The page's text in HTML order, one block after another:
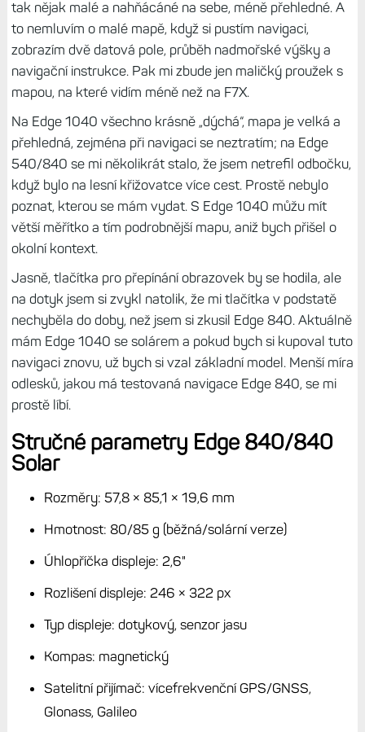
Účinnost byla 98 %, čili většinu času na navigaci svítilo
slunce. A díky tomu byla spotřeba navigace jen jedno
procento na hodinu jízdy, což je parádní. Ale je to fakt
výjimka, alespoň v mém případě.
Čtěte dále:Test výdrže Edge 1040: Dlouhá, opravdu
dlouhá. A se solárním nabíjením ještě lepší
Kombinace ovládání je fajn
Pokud bych se rozhodoval mezi Edge 540 a Edge 840,
beru jednoznačně model s dotykovým ovládáním, protože
tato možnost zcela vyváží vyšší cenu. A určitě bych bral
model bez solárního nabíjení, protože to využiju tak akorát
na letní dovolené, ale v průběhu roku je mi solár celkem k
ničemu. A když zvážím, že zhorší vlastnosti displeje, o
čemž jsem se mohl přesvědčit už mnohokrát, tak je volba
jasná. Navíc ušetřím pár tisíc.
Ale faktem je, že daleko raději jezdím s Edge 1040,
protože ten velký displej je k nezaplacení. S Edge 540 a
840 mi bylo hodně těsno, data a grafika jsou menší, vše je
tak nějak malé a nahňácáné na sebe, méně přehledné. A
to nemluvím o malé mapě, když si pustím navigaci,
zobrazím dvě datová pole, průběh nadmořské výšky a
navigační instrukce. Pak mi zbude jen maličký proužek s
přehledná, zejména při navigaci se neztratím; na Edge
540/840 se mi několikrát stalo, že jsem netrefil odbočku,
poznat, kterou se mám vydat. S Edge 1040 můžu mít
větší měřítko a tím podrobnější mapu, aniž bych přišel o
Jasně, tlačítka pro přepínání obrazovek by se hodila, ale
na dotyk jsem si zvykl natolik, že mi tlačítka v podstatě